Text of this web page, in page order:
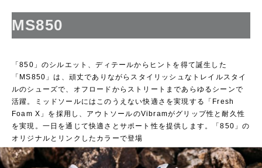
MS850
「850」のシルエット、ディテールからヒントを得て誕生した
「MS850」は、頑丈でありながらスタイリッシュなトレイルスタイ
ルのシューズで、オフロードからストリートまであらゆるシーンで
活躍。ミッドソールにはこのうえない快適さを実現する「Fresh
Foam X」を採用し、アウトソールのVibramがグリップ性と耐久性
を実現。一日を通じて快適さとサポート性を提供します。「850」の
オリジナルとリンクしたカラーで登場